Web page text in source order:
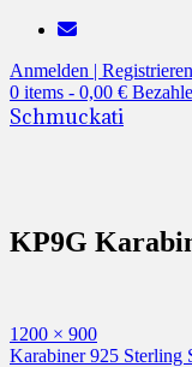
Zum
springen
Anmelden | Registrieren
0 items - 0,00 €
Schmuckati
KP9G
Originalgröße
1200 × 900
Beitragsnavigation
Karabiner 925 Sterling